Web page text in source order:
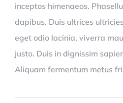
inceptos himenaeos.
dapibus. Duis ultrices
eget odio lacinia, viverra
justo. Duis in dignissim
Aliquam fermentum metus